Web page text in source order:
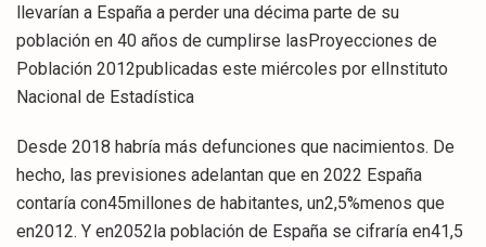
llevarían a España a perder una décima parte de su
población en 40 años de cumplirse lasProyecciones de
Población 2012publicadas este miércoles por elInstituto
Nacional de Estadística
Desde 2018 habría más defunciones que nacimientos. De
hecho, las previsiones adelantan que en 2022 España
contaría con45millones de habitantes, un2,5%menos que
en2012. Y en2052la población de España se cifraría en41,5